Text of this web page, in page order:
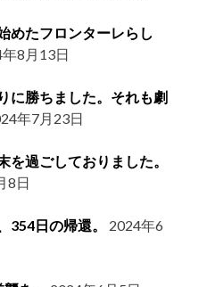
めたフロンターレらし
8月13日
に勝ちました。それも劇
年7月23日
を過ごしておりました。
8日
354日の帰還。
2024年6